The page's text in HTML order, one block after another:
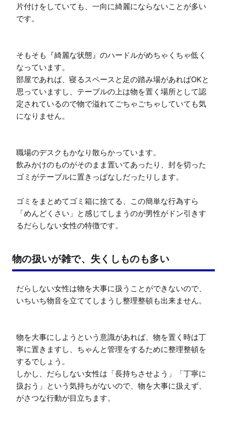
片付けをしていても、一向に綺麗にならないことが多い
です。
そもそも『綺麗な状態』のハードルがめちゃくちゃ低く
なっています。
部屋であれば、寝るスペースと足の踏み場があればOKと
思っていますし、テーブルの上は物を置く場所として認
定されているので物で溢れてごちゃごちゃしていても気
になりません。
職場のデスクもかなり散らかっています。
飲みかけのものがそのまま置いてあったり、封を切った
ゴミがテーブルに置きっぱなしだったりします。
ゴミをまとめてゴミ箱に捨てる、この簡単な行為すら
「めんどくさい」と感じてしまうのが男性がドン引きす
るだらしない女性の特徴です。
物の扱いが雑で、失くしものも多い
だらしない女性は物を大事に扱うことができないので、
いちいち物音を立ててしまうし整理整頓も出来ません。
物を大事にしようという意識があれば、物を置く時は丁
寧に置きますし、ちゃんと管理をするために整理整頓を
するでしょう。
しかし、だらしない女性は「長持ちさせよう」「丁寧に
扱おう」という気持ちがないので、物を大事に扱えず、
がさつな行動が目立ちます。